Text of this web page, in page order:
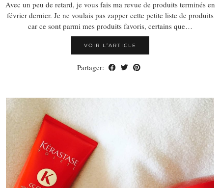
Avec un peu de retard, je vous fais ma revue de produits terminés en
février dernier. Je ne voulais pas zapper cette petite liste de produits
car ce sont parmi mes produits favoris, certains que…
VOIR L’ARTICLE
Partager: